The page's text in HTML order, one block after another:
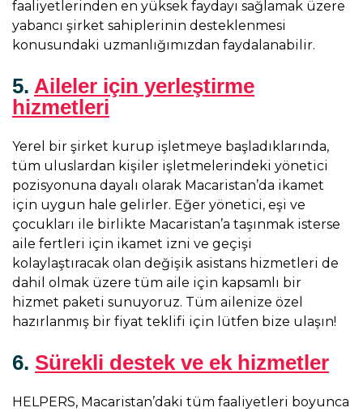
faaliyetlerinden en yüksek faydayı sağlamak üzere
yabancı şirket sahiplerinin desteklenmesi
konusundaki uzmanlığımızdan faydalanabilir.
5. Aileler için yerleştirme
hizmetleri
Yerel bir şirket kurup işletmeye başladıklarında,
tüm uluslardan kişiler işletmelerindeki yönetici
pozisyonuna dayalı olarak Macaristan’da ikamet
için uygun hale gelirler. Eğer yönetici, eşi ve
çocukları ile birlikte Macaristan’a taşınmak isterse
aile fertleri için ikamet izni ve geçişi
kolaylaştıracak olan değişik asistans hizmetleri de
dahil olmak üzere tüm aile için kapsamlı bir
hizmet paketi sunuyoruz. Tüm ailenize özel
hazırlanmış bir fiyat teklifi için lütfen bize ulaşın!
6. Sürekli destek ve ek hizmetler
HELPERS, Macaristan’daki tüm faaliyetleri boyunca